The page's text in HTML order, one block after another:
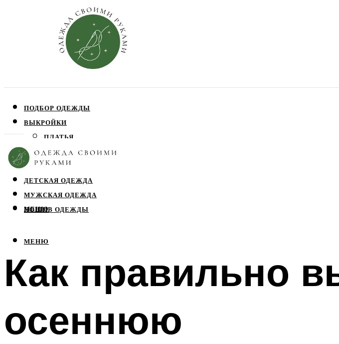
ПОДБОР ОДЕЖДЫ
ВЫКРОЙКИ
ПЛАТЬЯ
ЮБКИ
БЛУЗЫ
ДЕТСКАЯ ОДЕЖДА
МУЖСКАЯ ОДЕЖДА
ПОШИВ ОДЕЖДЫ
МЕНЮ
МЕНЮ
Как правильно
осеннюю